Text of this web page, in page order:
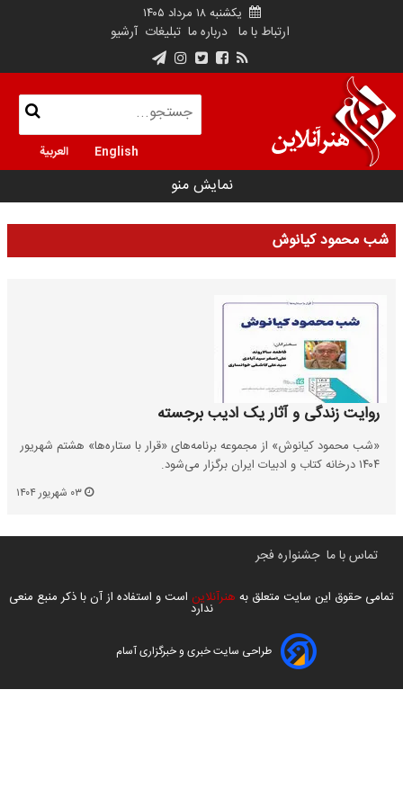
یکشنبه ۱۸ مرداد ۱۴۰۵
ارتباط با ما درباره ما تبلیغات آرشیو
English العربية
نمایش منو
شب محمود کیانوش
روایت زندگی و آثار یک ادیب برجسته
«شب محمود کیانوش» از مجموعه‌ برنامه‌های «قرار با ستاره‌ها» هشتم شهریور
۱۴۰۴ درخانه کتاب و ادبیات ایران برگزار می‌شود.
تماس با ما جشنواره فجر
تمامی حقوق این سایت متعلق به هنرآنلاین است و استفاده از آن با ذکر منبع منعی
ندارد
طراحی سایت خبری و خبرگزاری آسام